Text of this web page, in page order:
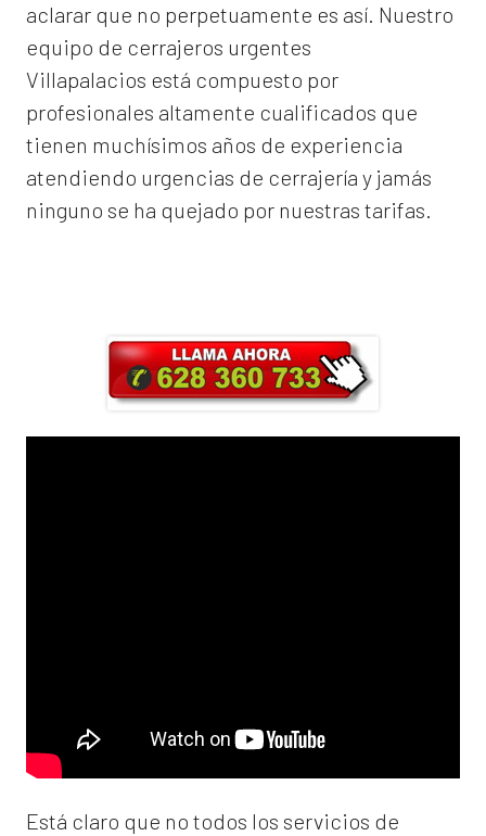
aclarar que no perpetuamente es así. Nuestro
equipo de cerrajeros urgentes
Villapalacios está compuesto por
profesionales altamente cualificados que
tienen muchísimos años de experiencia
atendiendo urgencias de cerrajería y jamás
ninguno se ha quejado por nuestras tarifas.
Está claro que no todos los servicios de